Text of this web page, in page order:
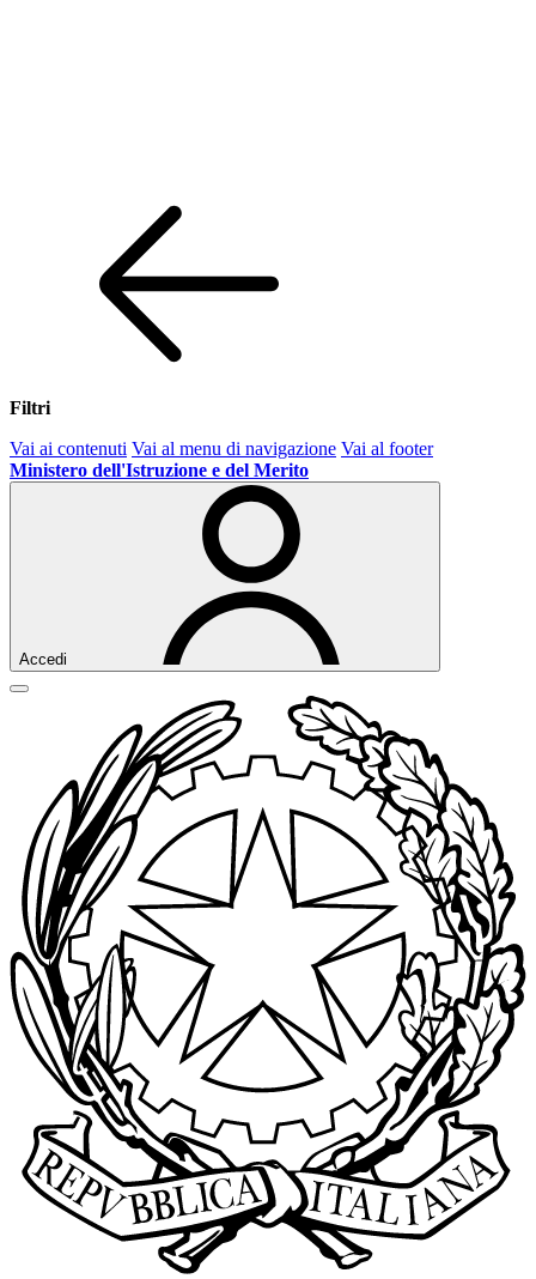
Filtri
Vai ai contenuti Vai al menu di navigazione Vai al footer
Ministero dell'Istruzione e del Merito
Accedi